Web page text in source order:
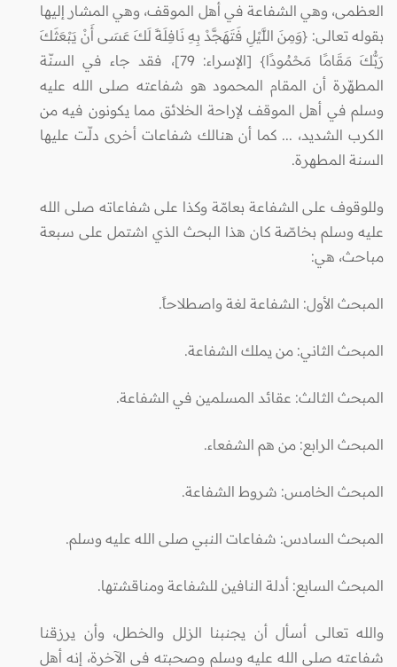
العظمى، وهي الشفاعة في أهل الموقف، وهي المشار إليها
بقوله تعالى: {وَمِنَ اللَّيْلِ فَتَهَجَّدْ بِهِ نَافِلَةً لَكَ عَسَى أَنْ يَبْعَثَكَ
رَبُّكَ مَقَامًا مَحْمُودًا} [الإسراء: 79]، فقد جاء في السنّة
المطهّرة أن المقام المحمود هو شفاعته صلى الله عليه
وسلم في أهل الموقف لإراحة الخلائق مما يكونون فيه من
الكرب الشديد، ... كما أن هنالك شفاعات أخرى دلّت عليها
السنة المطهرة.
وللوقوف على الشفاعة بعامّة وكذا على شفاعاته صلى الله
عليه وسلم بخاصّة كان هذا البحث الذي اشتمل على سبعة
مباحث، هي:
المبحث الأول: الشفاعة لغة واصطلاحاً.
المبحث الثاني: من يملك الشفاعة.
المبحث الثالث: عقائد المسلمين في الشفاعة.
المبحث الرابع: من هم الشفعاء.
المبحث الخامس: شروط الشفاعة.
المبحث السادس: شفاعات النبي صلى الله عليه وسلم.
المبحث السابع: أدلة النافين للشفاعة ومناقشتها.
والله تعالى أسأل أن يجنبنا الزلل والخطل، وأن يرزقنا
شفاعته صلى الله عليه وسلم وصحبته في الآخرة، إنه أهل